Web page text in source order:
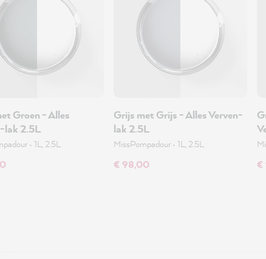
Groen - Alles
lak 2.5L
• 1L, 2.5L
Grijs met Grijs - Alles Verven-
lak 2.5L
MissPompadour • 1L, 2.5L
€ 98,00 €